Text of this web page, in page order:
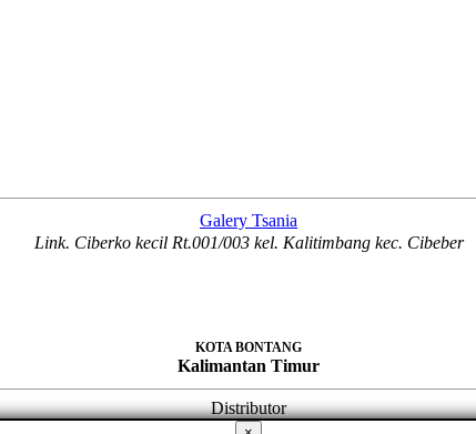
Galery Tsania
Link. Ciberko kecil Rt.001/003 kel. Kalitimbang kec. Cibeber
KOTA BONTANG
Kalimantan Timur
Distributor